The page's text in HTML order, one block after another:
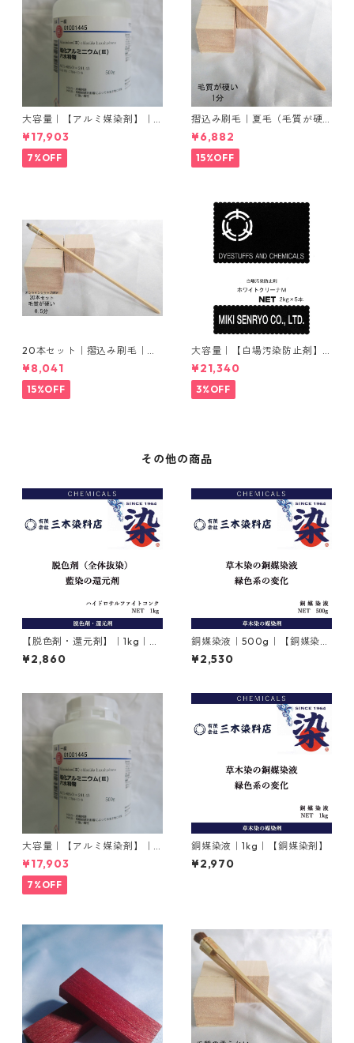
大容量｜【アルミ媒染剤】｜5
00g−5本入り｜塩化アルミニ
ウム
¥17,903
7%OFF
摺込み刷毛｜夏毛（毛質が硬
い）1分｜16本入り＊1セット
¥6,882
15%OFF
20本セット｜摺込み刷毛｜夏
毛（毛質が硬い）0.5分
¥8,041
15%OFF
大容量｜【白場汚染防止剤】
｜2kg×5本｜ホワイトクリー
ナＭ
¥21,340
3%OFF
その他の商品
【脱色剤・還元剤】｜1kg｜ハ
イドロサルファイトコンク｜
ハイドロサルファイト
¥2,860
銅媒染液｜500g｜【銅媒染
剤】
¥2,530
大容量｜【アルミ媒染剤】｜5
00g−5本入り｜塩化アルミニ
ウム
¥17,903
7%OFF
銅媒染液｜1kg｜【銅媒染剤】
¥2,970